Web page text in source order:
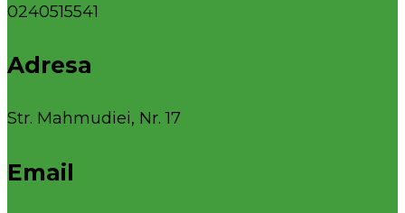
0240515541
Adresa
Str. Mahmudiei, Nr. 17
Email